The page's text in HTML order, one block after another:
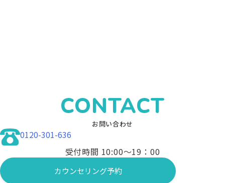
CONTACT
お問い合わせ
0120-301-636
受付時間 10:00〜19：00
カウンセリング予約